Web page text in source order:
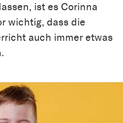
ist es Corinna
wichtig, dass die
auch immer etwas